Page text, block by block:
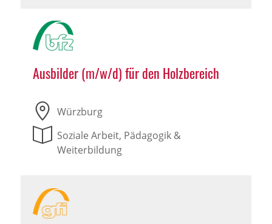
Ausbilder (m/w/d) für den Holzbereich
Würzburg
Soziale Arbeit, Pädagogik &
Weiterbildung